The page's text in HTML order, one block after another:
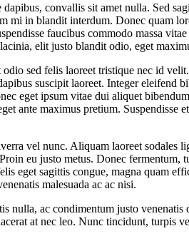
convallis sit amet nulla. Sed
mi in blandit interdum. Donec quam
faucibus commodo massa
elit justo blandit odio, eget
sed felis laoreet tristique nec id
suscipit laoreet. Integer eleifend
eget ipsum vitae dui aliquet
ante maximus pretium. Suspendisse
vel nunc. Aliquam laoreet sodales
eu justo metus. Donec fermentum,
eget sagittis congue, magna quam
malesuada ac ac nisi.
nulla, ac condimentum justo
at nec leo. Nunc tincidunt, turpis